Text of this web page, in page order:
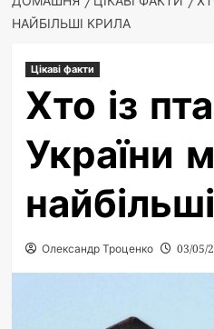
НАЙБІЛЬШІ КРИЛА
Цікаві факти
Хто із
України
Олександр Троценко 03/05/